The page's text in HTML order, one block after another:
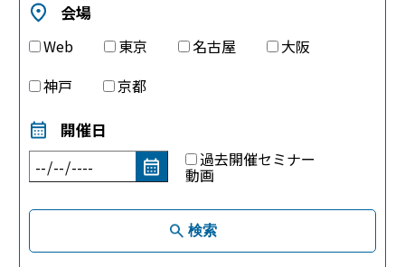
会場
Web 東京 名古屋
大阪
神戸
京都
開催日
過去開催セミナー
動画
検索